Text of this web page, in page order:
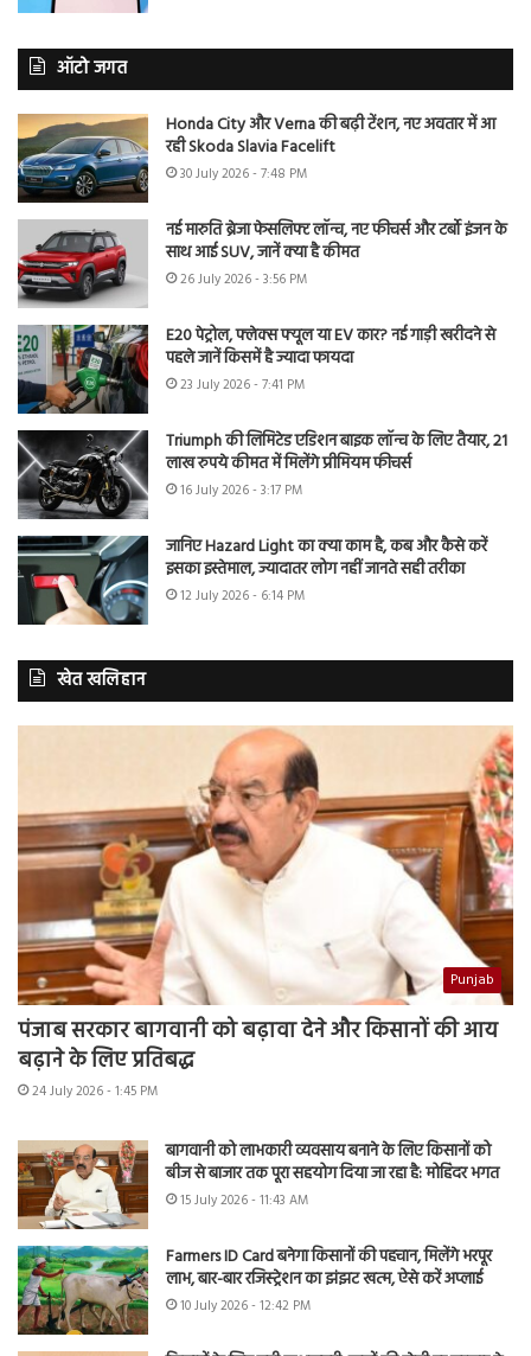
ऑटो जगत
Honda City और Verna की बढ़ी टेंशन, नए अवतार में आ
रही Skoda Slavia Facelift
30 July 2026 - 7:48 PM
नई मारुति ब्रेजा फेसलिफ्ट लॉन्च, नए फीचर्स और टर्बो इंजन के
साथ आई SUV, जानें क्या है कीमत
26 July 2026 - 3:56 PM
E20 पेट्रोल, फ्लेक्स फ्यूल या EV कार? नई गाड़ी खरीदने से
पहले जानें किसमें है ज्यादा फायदा
23 July 2026 - 7:41 PM
Triumph की लिमिटेड एडिशन बाइक लॉन्च के लिए तैयार, 21
लाख रुपये कीमत में मिलेंगे प्रीमियम फीचर्स
16 July 2026 - 3:17 PM
जानिए Hazard Light का क्या काम है, कब और कैसे करें
इसका इस्तेमाल, ज्यादातर लोग नहीं जानते सही तरीका
12 July 2026 - 6:14 PM
खेत खलिहान
Punjab
पंजाब सरकार बागवानी को बढ़ावा देने और किसानों की आय
बढ़ाने के लिए प्रतिबद्ध
24 July 2026 - 1:45 PM
बागवानी को लाभकारी व्यवसाय बनाने के लिए किसानों को
बीज से बाजार तक पूरा सहयोग दिया जा रहा है: मोहिंदर भगत
15 July 2026 - 11:43 AM
Farmers ID Card बनेगा किसानों की पहचान, मिलेंगे भरपूर
लाभ, बार-बार रजिस्ट्रेशन का झंझट खत्म, ऐसे करें अप्लाई
10 July 2026 - 12:42 PM